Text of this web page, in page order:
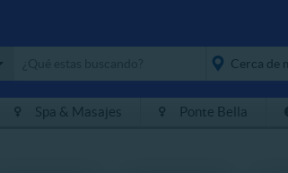
Spa & Masajes Ponte Bella